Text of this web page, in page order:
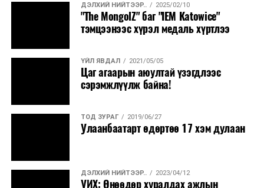
ДЭЛХИЙ НИЙТЭЭР.. 2026/08/06
“Уралдронзавод” компанийн ерөнхий
захирлын автомашиныг дэлбэлжээ...
ҮЙЛ ЯВДАЛ 2026/08/06
Сүхбаатар боомтоор тав хоногт 10 мянга гаруй
тонн АИ-92 автобензин и...
ДЭЛХИЙ НИЙТЭЭР.. 2026/08/06
Вашингтон мужийн ой хээрийн түймрийг
ДЭЛХИЙ НИЙТЭЭР.. 2026/08/06
ДЭЛХИЙ НИЙТЭЭР.. 2025/02/10
"The MongolZ" баг "IEM Katowice"
тэмцээнээс хүрэл медаль хүртлээ
ҮЙЛ ЯВДАЛ 2021/05/05
Цаг агаарын аюултай үзэгдлээс
сэрэмжлүүлж байна!
ТОД ЗУРАГ 2019/06/27
Улаанбаатарт өдөртөө 17 хэм дулаан
ДЭЛХИЙ НИЙТЭЭР.. 2023/04/12
УИХ: Өнөөдөр хуралдах ажлын